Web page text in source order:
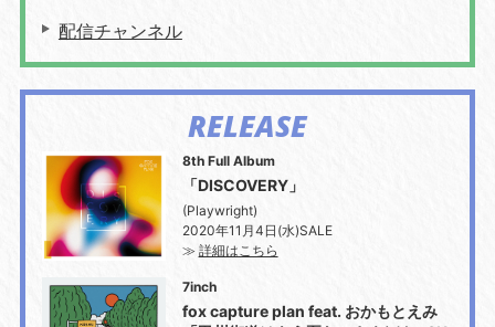
配信チャンネル
RELEASE
8th Full Album
「DISCOVERY」
(Playwright)
2020年11月4日(水)SALE
≫ 詳細はこちら
7inch
fox capture plan feat. おかもとえみ